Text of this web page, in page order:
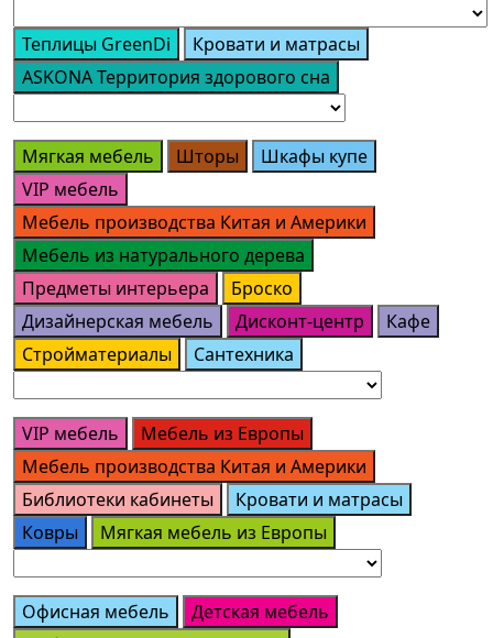
Теплицы GreenDi
Кровати и матрасы
ASKONA Территория здорового сна
Мягкая мебель Шторы
Шкафы купе
VIP мебель
Мебель производства Китая и Америки
Мебель из натурального дерева
Предметы интерьера
Броско
Дизайнерская мебель
Дисконт-центр
Кафе
Стройматериалы
Сантехника
VIP мебель
Мебель из Европы
Мебель производства Китая и Америки
Библиотеки кабинеты
Кровати и матрасы
Ковры
Мягкая мебель из Европы
Офисная мебель
Детская мебель